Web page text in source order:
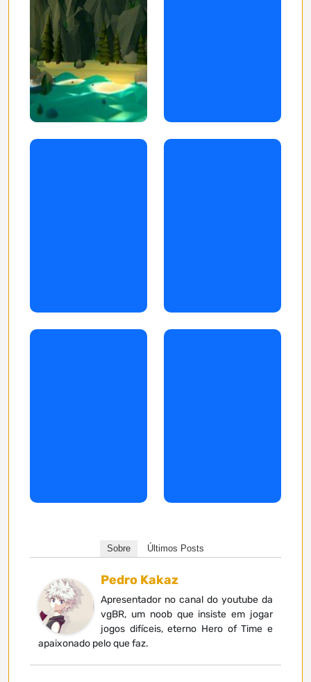
Sobre Últimos Posts
Pedro Kakaz
Apresentador no canal do youtube da
vgBR, um noob que insiste em jogar
jogos difíceis, eterno Hero of Time e
apaixonado pelo que faz.